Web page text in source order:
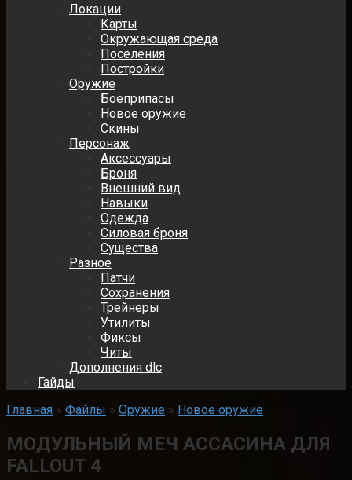
Локации
Карты
Окружающая среда
Поселения
Постройки
Оружие
Боеприпасы
Новое оружие
Скины
Персонаж
Аксессуары
Броня
Внешний вид
Навыки
Одежда
Силовая броня
Существа
Разное
Патчи
Сохранения
Трейнеры
Утилиты
Фиксы
Читы
Дополнения dlc
Гайды
Главная » Файлы » Оружие » Новое оружие
МОДУЛЬНЫЙ МЕЧ АССАСИНА ДЛЯ
FALLOUT 4